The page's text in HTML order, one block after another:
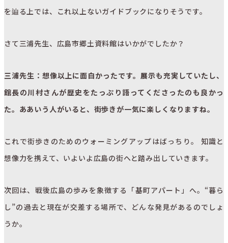
を辿る上では、これ以上ないガイドブックになりそうです。
さて三浦先生、広島市郷土資料館はいかがでしたか？
三浦先生：想像以上に面白かったです。展示も充実していたし、
館長の川村さんが歴史をたっぷり語ってくださったのも良かっ
た。ああいう人がいると、街歩きが一気に楽しくなりますね。
これで街歩きのためのウォーミングアップはばっちり。 知識と
想像力を携えて、いよいよ広島の街へと踏み出していきます。
次回は、戦後広島の歩みを象徴する「基町アパート」へ。“暮ら
し”の過去と現在が交差する場所で、どんな発見があるのでしょ
うか。